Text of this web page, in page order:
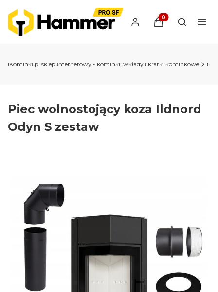
Produkty w
Otwórz
iKominki.pl sklep internetowy - kominki, wkłady i kratki kominkowe
Piec wolnostojący koza Ildnord
Odyn S zestaw